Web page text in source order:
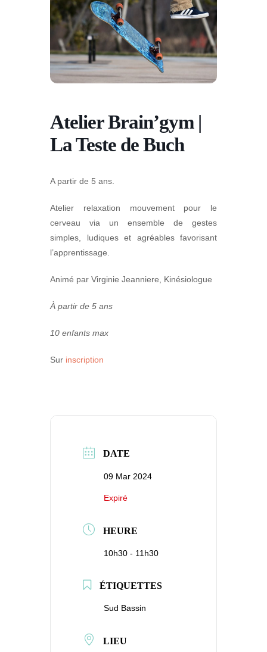
Atelier Brain’gym |
La Teste de Buch
A partir de 5 ans.
Atelier relaxation mouvement pour le
cerveau via un ensemble de gestes
simples, ludiques et agréables favorisant
l’apprentissage.
Animé par Virginie Jeanniere, Kinésiologue
À partir de 5 ans
10 enfants max
Sur inscription
DATE
09 Mar 2024
Expiré
HEURE
10h30 - 11h30
ÉTIQUETTES
Sud Bassin
LIEU